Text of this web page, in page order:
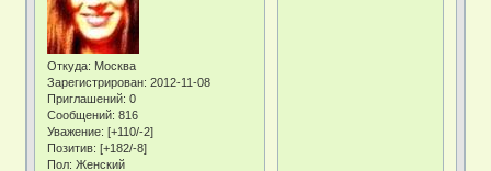
Откуда: Москва
Зарегистрирован: 2012-11-08
Приглашений: 0
Сообщений: 816
Уважение: [+110/-2]
Позитив: [+182/-8]
Пол: Женский